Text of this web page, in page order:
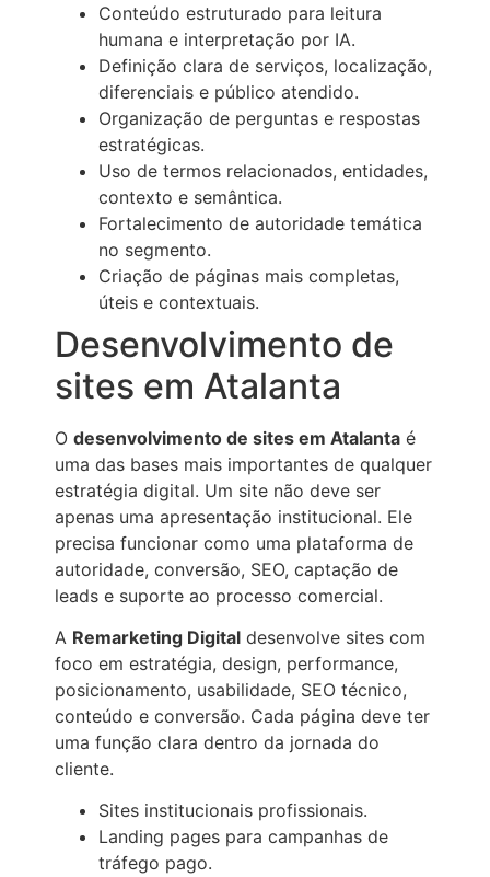
Conteúdo estruturado para leitura
humana e interpretação por IA.
Definição clara de serviços, localização,
diferenciais e público atendido.
Organização de perguntas e respostas
estratégicas.
Uso de termos relacionados, entidades,
contexto e semântica.
Fortalecimento de autoridade temática
no segmento.
Criação de páginas mais completas,
úteis e contextuais.
Desenvolvimento de
sites em Atalanta
O desenvolvimento de sites em Atalanta é
uma das bases mais importantes de qualquer
estratégia digital. Um site não deve ser
apenas uma apresentação institucional. Ele
precisa funcionar como uma plataforma de
autoridade, conversão, SEO, captação de
leads e suporte ao processo comercial.
A Remarketing Digital desenvolve sites com
foco em estratégia, design, performance,
posicionamento, usabilidade, SEO técnico,
conteúdo e conversão. Cada página deve ter
uma função clara dentro da jornada do
cliente.
Sites institucionais profissionais.
Landing pages para campanhas de
tráfego pago.